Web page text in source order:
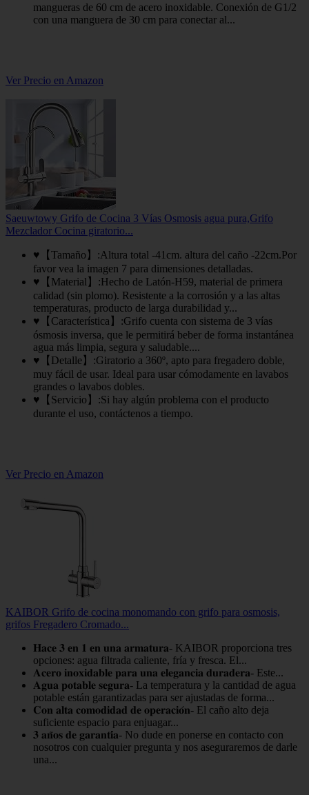
mangueras de 60 cm de acero inoxidable. Conexión de G1/2
con una manguera de 30 cm para conectar al...
Ver Precio en Amazon
Saeuwtowy Grifo de Cocina 3 Vías Osmosis agua pura,Grifo
Mezclador Cocina giratorio...
♥【Tamaño】:Altura total -41cm. altura del caño -22cm.Por
favor vea la imagen 7 para dimensiones detalladas.
♥【Material】:Hecho de Latón-H59, material de primera
calidad (sin plomo). Resistente a la corrosión y a las altas
temperaturas, producto de larga durabilidad y...
♥【Característica】:Grifo cuenta con sistema de 3 vías
ósmosis inversa, que le permitirá beber de forma instantánea
agua más limpia, segura y saludable....
♥【Detalle】:Giratorio a 360º, apto para fregadero doble,
muy fácil de usar. Ideal para usar cómodamente en lavabos
grandes o lavabos dobles.
♥【Servicio】:Si hay algún problema con el producto
durante el uso, contáctenos a tiempo.
Ver Precio en Amazon
KAIBOR Grifo de cocina monomando con grifo para osmosis,
grifos Fregadero Cromado...
𝐇𝐚𝐜𝐞 𝟑 𝐞𝐧 𝟏 𝐞𝐧 𝐮𝐧𝐚 𝐚𝐫𝐦𝐚𝐭𝐮𝐫𝐚- KAIBOR proporciona tres
opciones: agua filtrada caliente, fría y fresca. El...
𝐀𝐜𝐞𝐫𝐨 𝐢𝐧𝐨𝐱𝐢𝐝𝐚𝐛𝐥𝐞 𝐩𝐚𝐫𝐚 𝐮𝐧𝐚 𝐞𝐥𝐞𝐠𝐚𝐧𝐜𝐢𝐚 𝐝𝐮𝐫𝐚𝐝𝐞𝐫𝐚- Este...
𝐀𝐠𝐮𝐚 𝐩𝐨𝐭𝐚𝐛𝐥𝐞 𝐬𝐞𝐠𝐮𝐫𝐚- La temperatura y la cantidad de agua
potable están garantizadas para ser ajustadas de forma...
𝐂𝐨𝐧 𝐚𝐥𝐭𝐚 𝐜𝐨𝐦𝐨𝐝𝐢𝐝𝐚𝐝 𝐝𝐞 𝐨𝐩𝐞𝐫𝐚𝐜𝐢𝐨́𝐧- El caño alto deja
suficiente espacio para enjuagar...
𝟑 𝐚𝐧̃𝐨𝐬 𝐝𝐞 𝐠𝐚𝐫𝐚𝐧𝐭𝐢́𝐚- No dude en ponerse en contacto con
nosotros con cualquier pregunta y nos aseguraremos de darle
una...